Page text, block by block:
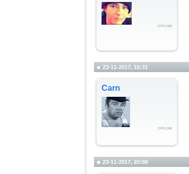
23-11-2017, 16:31
Carn
23-11-2017, 20:08